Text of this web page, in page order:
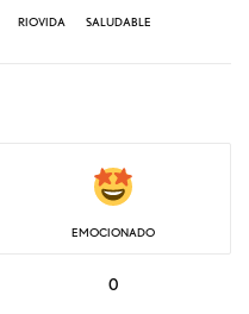
RIOVIDA SALUDABLE
EMOCIONADO
0